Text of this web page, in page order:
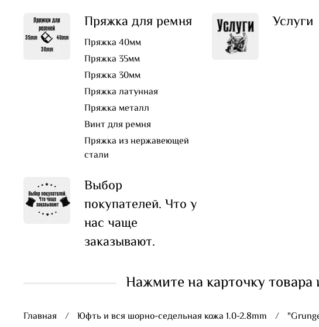
Пряжка для ремня
Пряжка 40мм
Пряжка 35мм
Пряжка 30мм
Пряжка латунная
Пряжка металл
Винт для ремня
Пряжка из нержавеющей
стали
Услуги
Выбор
покупателей. Что у
нас чаще
заказывают.
Нажмите на карточку
Главная Юфть и вся шорно-седельная кожа 1.0-2.8mm